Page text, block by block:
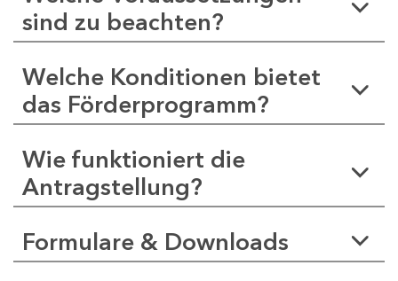
sind zu beachten?
Welche Konditionen bietet
das Förderprogramm?
Wie funktioniert die
Antragstellung?
Formulare & Downloads